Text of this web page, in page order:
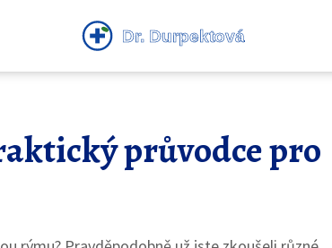
průvodce pro